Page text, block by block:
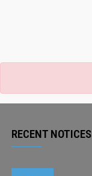
RECENT NOTICES